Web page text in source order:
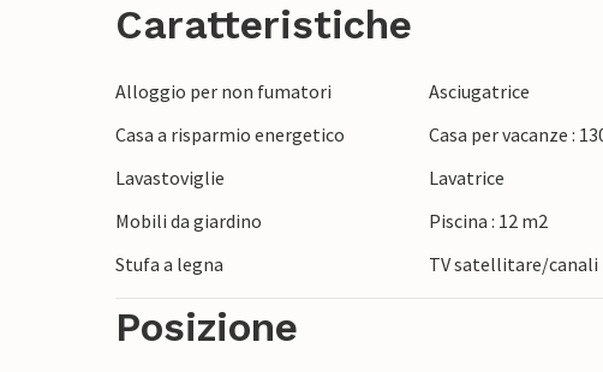
Caratteristiche
Alloggio per non fumatori Asciugatrice
Casa a risparmio energetico
Casa per vacanze :
Lavastoviglie
Lavatrice
Mobili da giardino
Piscina : 12 m2
Stufa a legna
TV satellitare/canali
Posizione